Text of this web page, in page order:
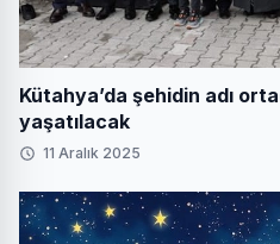
Kütahya’da şehidin adı
yaşatılacak
11 Aralık 2025